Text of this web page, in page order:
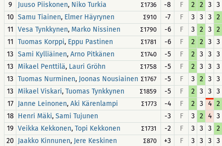
9
Juuso Piiskonen, Niko Turkia ∑1736 -8 F 2 2 3
3
10 Samu Tiainen, Elmer Häyrynen ∑910 -7 F 3 3 3
2
11 Vesa Tynkkynen, Marko Nissinen ∑1790 -6 F 3 2 3
2
11 Tuomas Korppi, Eppu Pastinen ∑1781 -6 F 2 2 3
3
13 Sami Kylliäinen, Arno Pitkänen ∑1740 -5 F 2 3 3
3
13 Mikael Penttilä, Lauri Gröhn ∑1758 -5 F 2 3 3
3
13 Tuomas Nurminen, Joonas Nousiainen ∑1767 -5 F 3 2 3
3
13 Mikael Viskari, Tuomas Tynkkynen ∑1859 -5 F 2 3 3
3
17
Janne Leinonen, Aki Kärenlampi ∑1773 -4 F 2 3 4
2
18 Henri Mäki, Sami Tujunen -3 F 3 2 4
3
19 Veikka Kekkonen, Topi Kekkonen ∑1731 -2 F 3 3 3
2
20 Jaakko Kinnunen, Jere Keskinen ∑870 +3 F 3 3 3 3